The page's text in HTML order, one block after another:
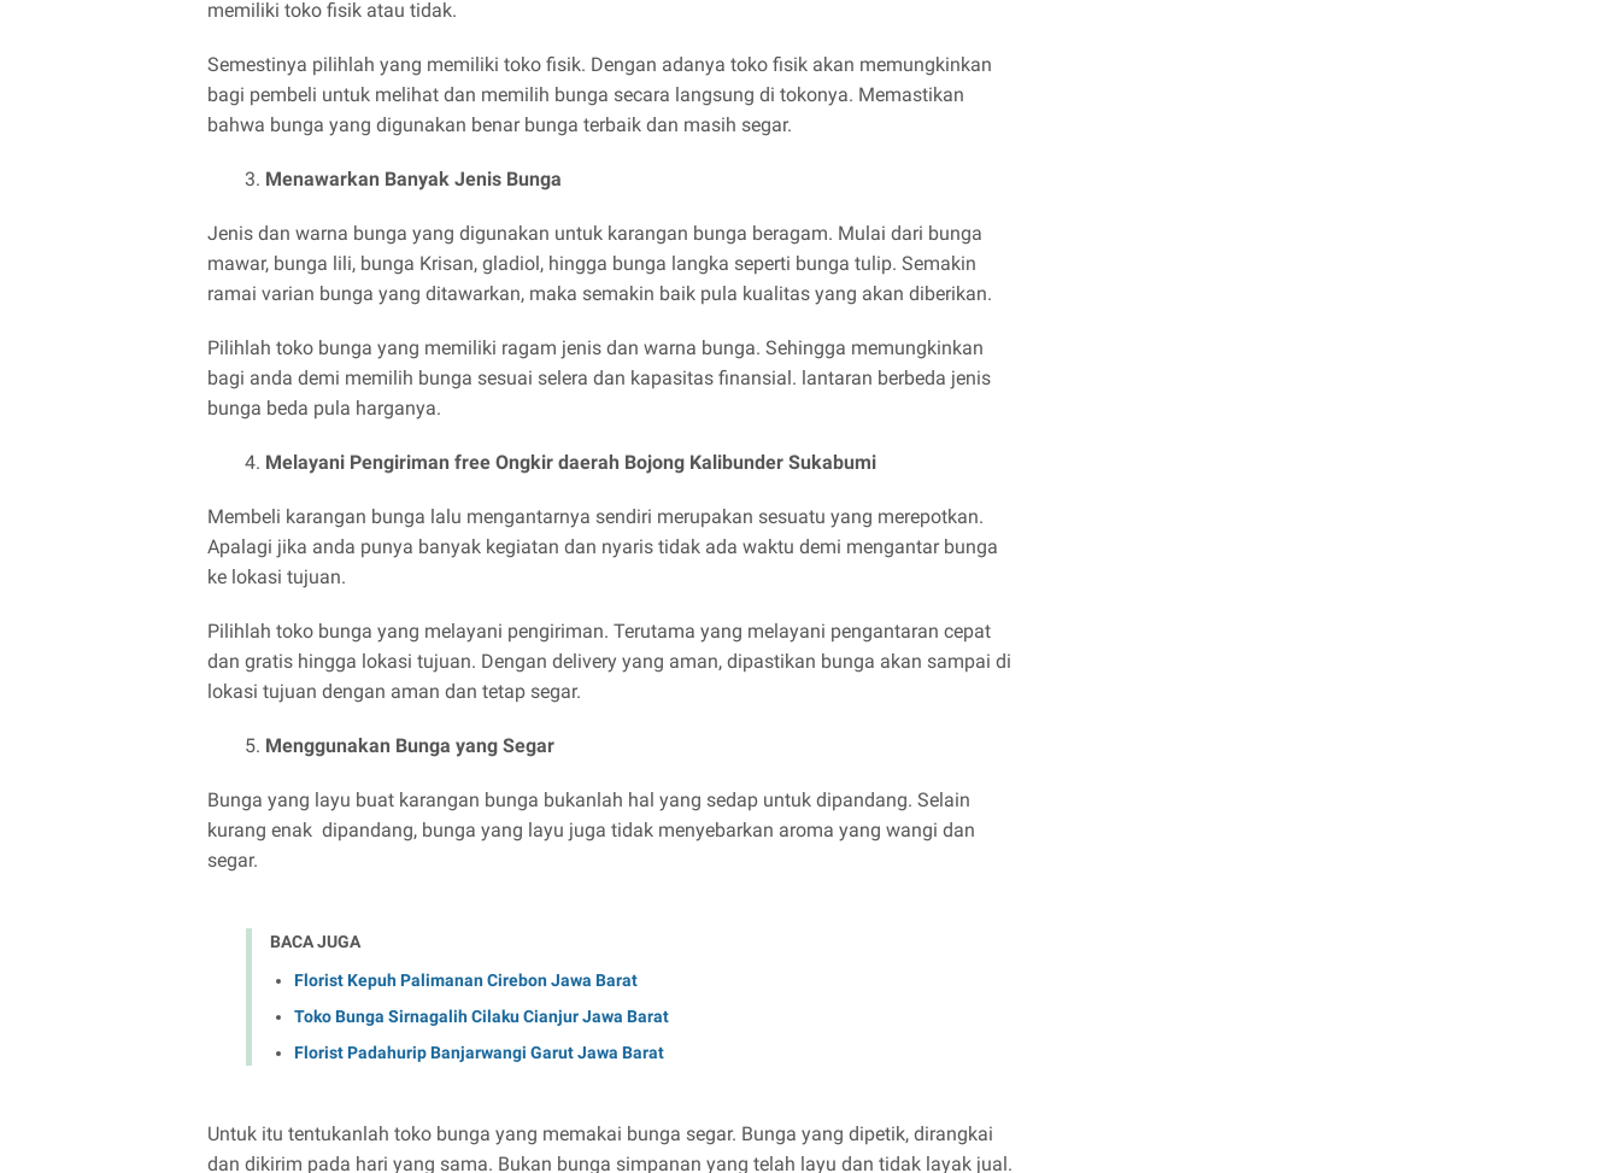
memiliki toko fisik atau tidak.
Semestinya pilihlah yang memiliki toko fisik. Dengan adanya toko fisik akan memungkinkan
bagi pembeli untuk melihat dan memilih bunga secara langsung di tokonya. Memastikan
bahwa bunga yang digunakan benar bunga terbaik dan masih segar.
Menawarkan Banyak Jenis Bunga
Jenis dan warna bunga yang digunakan untuk karangan bunga beragam. Mulai dari bunga
mawar, bunga lili, bunga Krisan, gladiol, hingga bunga langka seperti bunga tulip. Semakin
ramai varian bunga yang ditawarkan, maka semakin baik pula kualitas yang akan diberikan.
Pilihlah toko bunga yang memiliki ragam jenis dan warna bunga. Sehingga memungkinkan
bagi anda demi memilih bunga sesuai selera dan kapasitas finansial. lantaran berbeda jenis
bunga beda pula harganya.
Melayani Pengiriman free Ongkir daerah Bojong Kalibunder Sukabumi
Membeli karangan bunga lalu mengantarnya sendiri merupakan sesuatu yang merepotkan.
Apalagi jika anda punya banyak kegiatan dan nyaris tidak ada waktu demi mengantar bunga
ke lokasi tujuan.
Pilihlah toko bunga yang melayani pengiriman. Terutama yang melayani pengantaran cepat
dan gratis hingga lokasi tujuan. Dengan delivery yang aman, dipastikan bunga akan sampai di
lokasi tujuan dengan aman dan tetap segar.
Menggunakan Bunga yang Segar
Bunga yang layu buat karangan bunga bukanlah hal yang sedap untuk dipandang. Selain
kurang enak dipandang, bunga yang layu juga tidak menyebarkan aroma yang wangi dan
segar.
BACA JUGA
Florist Kepuh Palimanan Cirebon Jawa Barat
Toko Bunga Sirnagalih Cilaku Cianjur Jawa Barat
Florist Padahurip Banjarwangi Garut Jawa Barat
Untuk itu tentukanlah toko bunga yang memakai bunga segar. Bunga yang dipetik, dirangkai
dan dikirim pada hari yang sama. Bukan bunga simpanan yang telah layu dan tidak layak jual.